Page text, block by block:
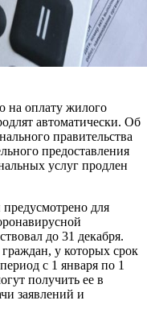
на оплату жилого
автоматически. Об
правительства
предоставления
услуг продлен
для
до 31 декабря.
граждан, у которых срок
с 1 января по 1
получить ее в
заявлений и